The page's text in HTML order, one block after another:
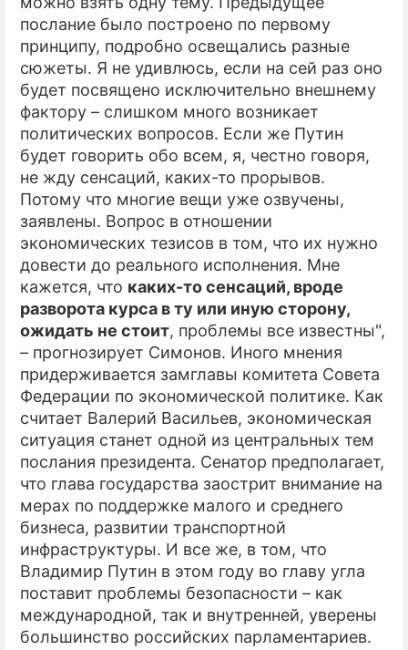
послание было построено по первому
принципу, подробно освещались разные
сюжеты. Я не удивлюсь, если на сей раз оно
будет посвящено исключительно внешнему
фактору – слишком много возникает
политических вопросов. Если же Путин
будет говорить обо всем, я, честно говоря,
не жду сенсаций, каких-то прорывов.
Потому что многие вещи уже озвучены,
заявлены. Вопрос в отношении
экономических тезисов в том, что их нужно
довести до реального исполнения. Мне
кажется, что каких-то сенсаций, вроде
разворота курса в ту или иную сторону,
ожидать не стоит, проблемы все известны",
– прогнозирует Симонов. Иного мнения
придерживается замглавы комитета Совета
Федерации по экономической политике. Как
считает Валерий Васильев, экономическая
ситуация станет одной из центральных тем
послания президента. Сенатор предполагает,
что глава государства заострит внимание на
мерах по поддержке малого и среднего
бизнеса, развитии транспортной
инфраструктуры. И все же, в том, что
Владимир Путин в этом году во главу угла
поставит проблемы безопасности – как
международной, так и внутренней, уверены
большинство российских парламентариев.